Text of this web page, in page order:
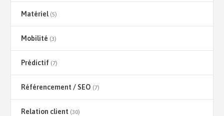
Matériel(5)
Mobilité (3)
Prédictif (7)
Référencement / SEO (7)
Relation client (30)